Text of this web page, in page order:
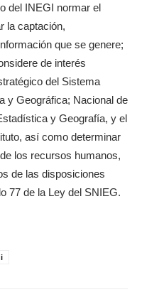
del INEGI normar el
la captación,
que se genere;
de interés
del Sistema
y Geográfica; Nacional de
y Geografía, y el
así como determinar
los recursos humanos,
de las disposiciones
77 de la Ley del SNIEG.